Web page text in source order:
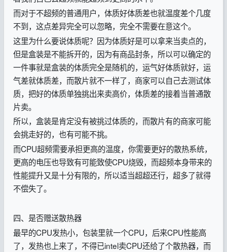
而对于不超频的普通用户，体质好体质差也就温度差个几度
不到，这点差异完全可以忽略，完全不需要在意这个。
这里为什么要说体质呢？因为体质好是可以拿来当卖点的，
但是盒装是不能拆开的，因为有商品封条，所以可以确定的
一件事就是盒装的体质完全是随机的，运气好体质就好，运
气差就体质差，而散片就不一样了，商家可以自己去测试体
质，把好的体质单独挑出来卖高价，体质差的接着当普通散
片卖。
所以，盒装是肯定没有被挑过体质的，而散片有的商家可能
会挑走好的，也有可能不挑。
而CPU超频需要承担更高的温度，你需要更好的散热系统，
更高的电压也导致有可能致使CPU烧毁，而超频本身带来的
性能提升又是十分有限的，所以适当超超还行，超多了就得
不偿失了。
四、是否赠送散热器
最早的CPU发热小，包装里就一个CPU，后来CPU性能高
了，发热也上来了，不得已intel卖CPU还给了个散热器，而